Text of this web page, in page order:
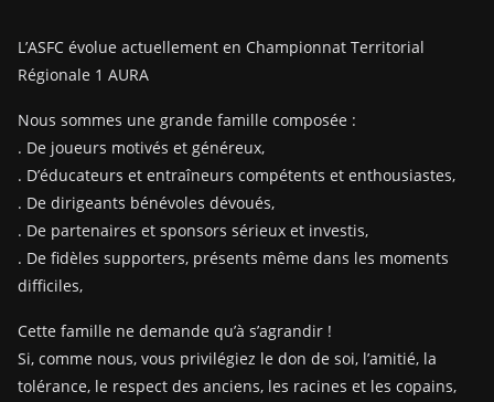
L’ASFC évolue actuellement en Championnat Territorial
Régionale 1 AURA
Nous sommes une grande famille composée :
. De joueurs motivés et généreux,
. D’éducateurs et entraîneurs compétents et enthousiastes,
. De dirigeants bénévoles dévoués,
. De partenaires et sponsors sérieux et investis,
. De fidèles supporters, présents même dans les moments
difficiles,
Cette famille ne demande qu’à s’agrandir !
Si, comme nous, vous privilégiez le don de soi, l’amitié, la
tolérance, le respect des anciens, les racines et les copains,